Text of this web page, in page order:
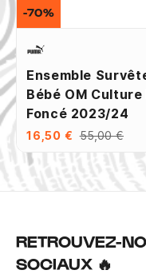
Ensemble
Bébé OM Culture
Foncé 2023/24
16,50 € 55,00 €
-70%
RETROUVEZ-
SOCIAUX 🔥